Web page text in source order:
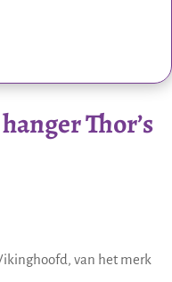
Thor’s
van het merk